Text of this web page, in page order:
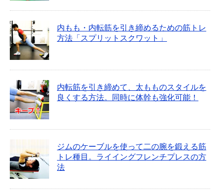
内もも・内転筋を引き締めるための筋トレ
方法「スプリットスクワット」
内転筋を引き締めて、太もものスタイルを
良くする方法。同時に体幹も強化可能！
ジムのケーブルを使って二の腕を鍛える筋
トレ種目。ライイングフレンチプレスの方
法